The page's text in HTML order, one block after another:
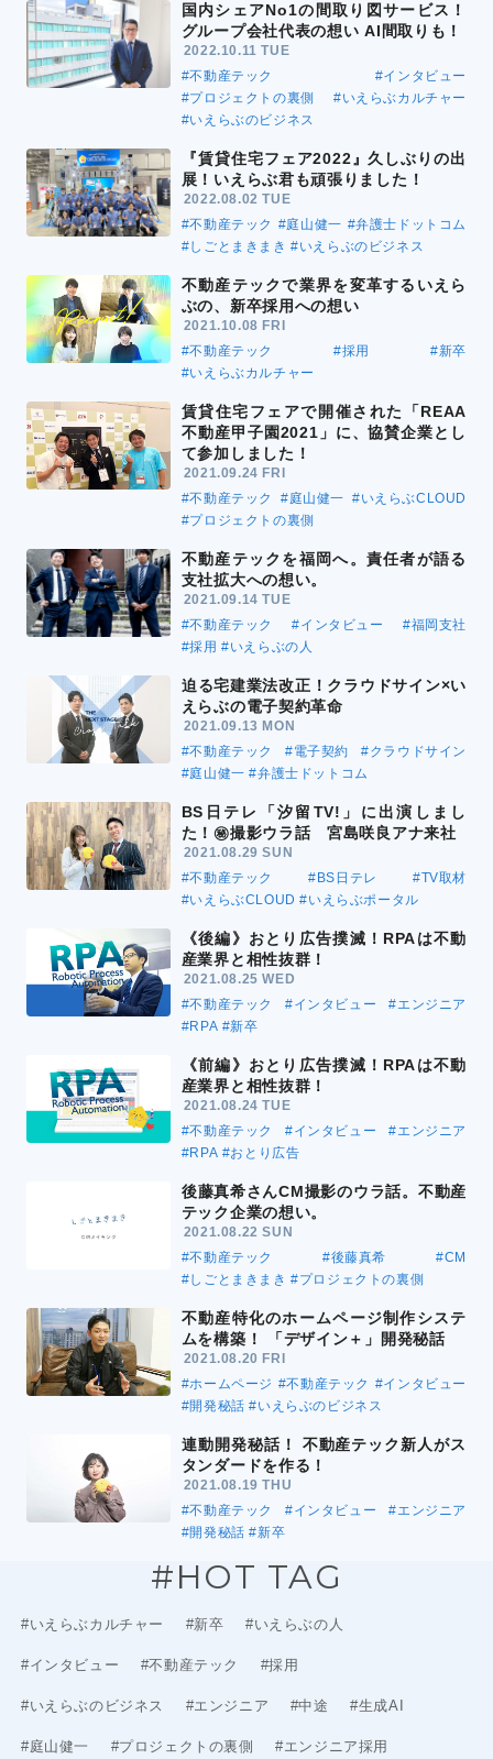
国内シェアNo1の間取り図サービス！
グループ会社代表の想い AI間取りも！
2022.10.11 TUE
#不動産テック
#インタビュー
#プロジェクトの裏側
#いえらぶカルチャー
#いえらぶのビジネス
『賃貸住宅フェア2022』久しぶりの出
展！いえらぶ君も頑張りました！
2022.08.02 TUE
#不動産テック #庭山健一 #弁護士ドットコム
#しごとまきまき #いえらぶのビジネス
不動産テックで業界を変革するいえら
ぶの、新卒採用への想い
2021.10.08 FRI
#不動産テック
#採用
#新卒
#いえらぶカルチャー
賃貸住宅フェアで開催された「REAA
不動産甲子園2021」に、協賛企業とし
て参加しました！
2021.09.24 FRI
#不動産テック
#庭山健一 #いえらぶCLOUD
#プロジェクトの裏側
不動産テックを福岡へ。責任者が語る
支社拡大への想い。
2021.09.14 TUE
#不動産テック
#インタビュー
#福岡支社
#採用 #いえらぶの人
迫る宅建業法改正！クラウドサイン×い
えらぶの電子契約革命
2021.09.13 MON
#不動産テック
#電子契約
#クラウドサイン
#庭山健一 #弁護士ドットコム
BS日テレ「汐留TV!」に出演しまし
た！㊙撮影ウラ話 宮島咲良アナ来社
2021.08.29 SUN
#不動産テック
#BS日テレ
#TV取材
#いえらぶCLOUD #いえらぶポータル
《後編》おとり広告撲滅！RPAは不動
産業界と相性抜群！
2021.08.25 WED
#不動産テック
#インタビュー
#エンジニア
#RPA #新卒
《前編》おとり広告撲滅！RPAは不動
産業界と相性抜群！
2021.08.24 TUE
#不動産テック
#インタビュー
#エンジニア
#RPA #おとり広告
後藤真希さんCM撮影のウラ話。不動産
テック企業の想い。
2021.08.22 SUN
#不動産テック
#後藤真希
#CM
#しごとまきまき #プロジェクトの裏側
不動産特化のホームページ制作システ
ムを構築！ 「デザイン＋」開発秘話
2021.08.20 FRI
#ホームページ #不動産テック #インタビュー
#開発秘話 #いえらぶのビジネス
連動開発秘話！ 不動産テック新人がス
タンダードを作る！
2021.08.19 THU
#不動産テック
#インタビュー
#エンジニア
#開発秘話 #新卒
#HOT TAG
#いえらぶカルチャー #新卒 #いえらぶの人
#インタビュー #不動産テック #採用
#いえらぶのビジネス #エンジニア #中途 #生成AI
#庭山健一 #プロジェクトの裏側 #エンジニア採用